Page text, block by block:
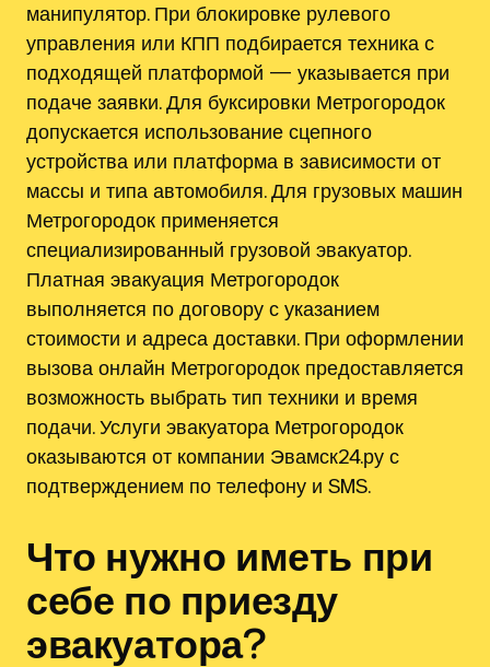
манипулятор. При блокировке рулевого
управления или КПП подбирается техника с
подходящей платформой — указывается при
подаче заявки. Для буксировки Метрогородок
допускается использование сцепного
устройства или платформа в зависимости от
массы и типа автомобиля. Для грузовых машин
Метрогородок применяется
специализированный грузовой эвакуатор.
Платная эвакуация Метрогородок
выполняется по договору с указанием
стоимости и адреса доставки. При оформлении
вызова онлайн Метрогородок предоставляется
возможность выбрать тип техники и время
подачи. Услуги эвакуатора Метрогородок
оказываются от компании Эвамск24.ру с
подтверждением по телефону и SMS.
Что нужно иметь при
себе по приезду
эвакуатора?